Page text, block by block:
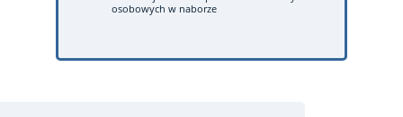
osobowych w naborze